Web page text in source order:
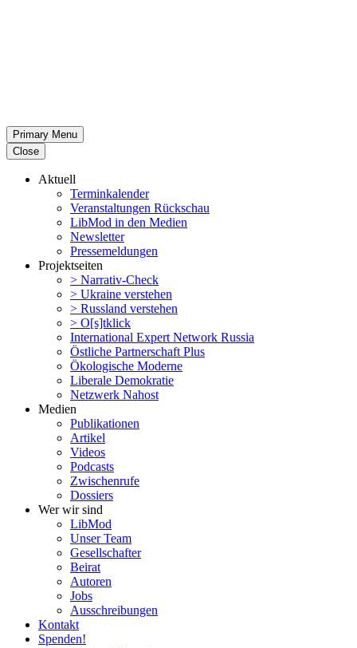
Primary Menu
Close
Aktuell
Termin­ka­lender
Veran­stal­tungen Rückschau
LibMod in den Medien
Newsletter
Presse­mel­dungen
Projekt­seiten
> Narrativ-Check
> Ukraine verstehen
> Russland verstehen
> O[s]tklick
Inter­na­tional Expert Network Russia
Östliche Partner­schaft Plus
Ökolo­gische Moderne
Liberale Demokratie
Netzwerk Nahost
Medien
Publi­ka­tionen
Artikel
Videos
Podcasts
Zwischenrufe
Dossiers
Wer wir sind
LibMod
Unser Team
Gesell­schafter
Beirat
Autoren
Jobs
Ausschrei­bungen
Kontakt
Spenden!